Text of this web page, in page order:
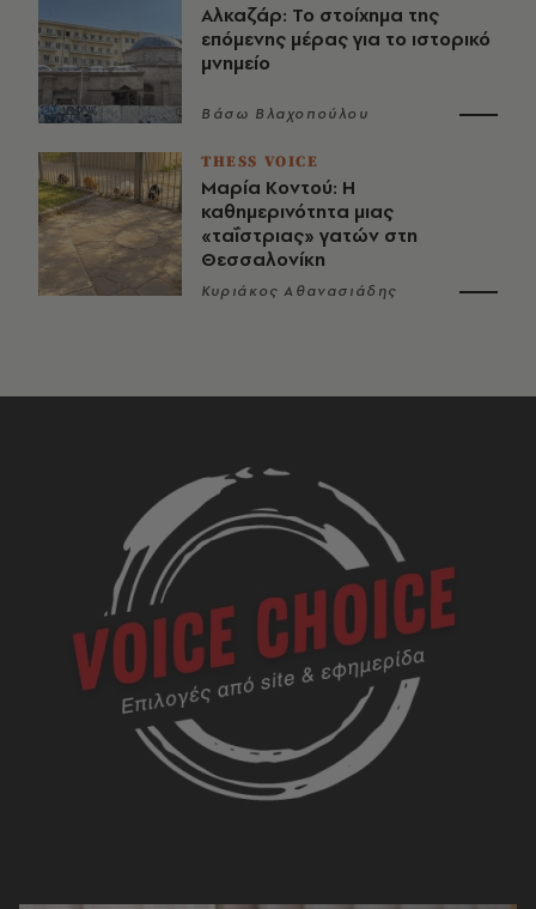
Αλκαζάρ: Το στοίχημα της
επόμενης μέρας για το ιστορικό
μνημείο
Βάσω Βλαχοπούλου
THESS VOICE
Μαρία Κοντού: Η
καθημερινότητα μιας
«ταΐστριας» γατών στη
Θεσσαλονίκη
Κυριάκος Αθανασιάδης